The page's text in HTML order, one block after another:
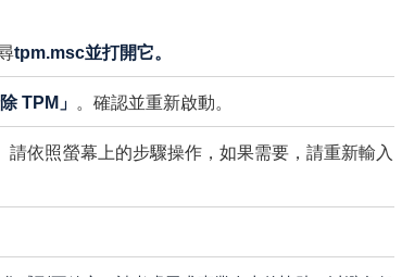
tpm.msc並打開它。
TPM」 。確認並重新啟動。
依照螢幕上的步驟操作，如果需要，請重新輸入